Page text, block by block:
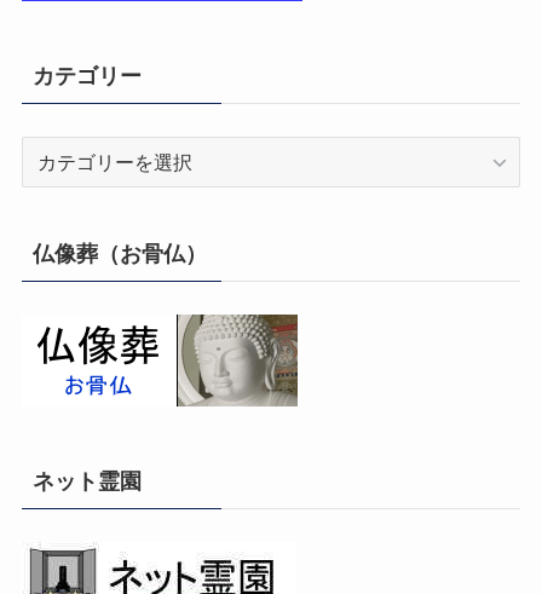
カテゴリー
リ
ー
仏像葬（お骨仏）
ネット霊園